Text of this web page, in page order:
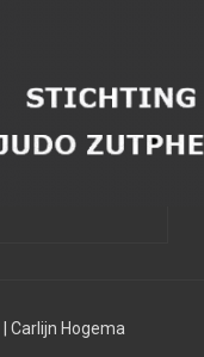
| Carlijn Hogema